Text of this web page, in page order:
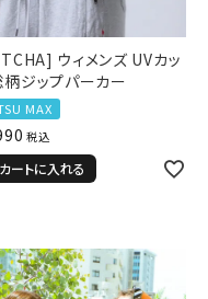
ウィメンズ UVカッ
柄ジップパーカー
MAX
税込
カートに入れる